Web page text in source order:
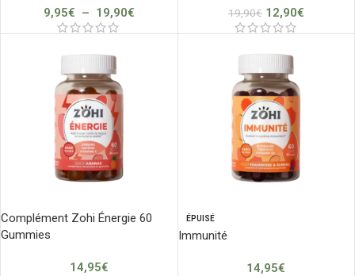
9,95€ – 19,90€ 19,90€ 12,90€
Complément Zohi Énergie 60
Gummies
14,95€
ÉPUISÉ
Immunité
14,95€